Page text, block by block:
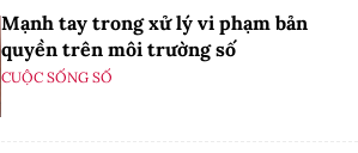
Mạnh tay trong xử lý vi phạm bản
quyền trên môi trường số
CUỘC SỐNG SỐ